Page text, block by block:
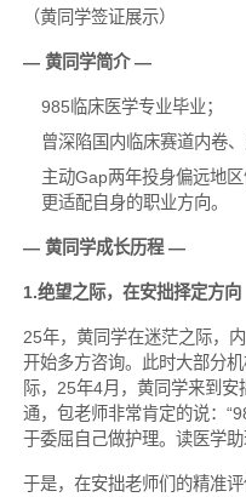
（黄同学签证展示）
— 黄同学简介 —
985临床医学专业毕业；
曾深陷国内临床赛道内卷
主动Gap两年投身偏远地
更适配自身的职业方向。
— 黄同学成长历程 —
1.绝望之际，在安拙择定方向
25年，黄同学在迷茫之际，
开始多方咨询。此时大部分
际，25年4月，黄同学来到
通，包老师非常肯定的说：
于委屈自己做护理。读医学
于是，在安拙老师们的精准